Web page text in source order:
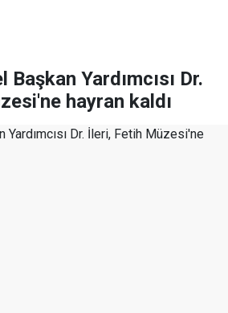
Yardımcısı Dr.
hayran kaldı